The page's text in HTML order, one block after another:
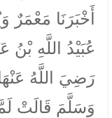
أَخْبَرَنَا
عُبَيْدُ اللَّهِ بْنُ
رَضِيَ اللَّهُ
وَسَلَّمَ قَالَتْ